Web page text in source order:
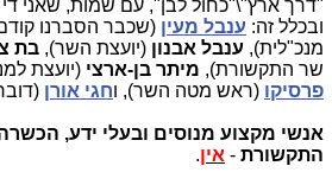
"דרך ארץ"\"כחול לבן", עם שמות, שאני
ובכלל זה: ענבל מעין (שכבר הסברנו
מנכ"לית), ענבל אבנון (יועצת השר), בת
שר התקשורת), מיתר בן-ארצי (יועצת
פרסיקו (ראש מטה השר), וחגי אורן
אנשי מקצוע מנוסים ובעלי ידע,
התקשורת - אין.